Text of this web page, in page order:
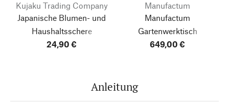
Kujaku Trading Company
Japanische Blumen- und
Haushaltsschere
24,90 €
Manufactum
Manufactum
Gartenwerktisch
Lärchenholz
649,00 €
Anleitung